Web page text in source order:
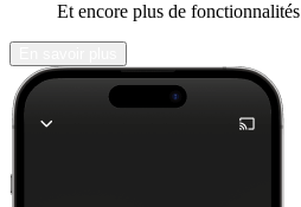
Et encore plus de fonctionnalités